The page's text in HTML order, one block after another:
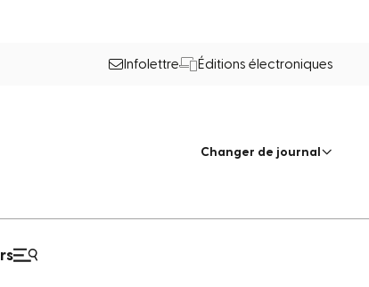
Infolettre Éditions électroniques
Changer de journal